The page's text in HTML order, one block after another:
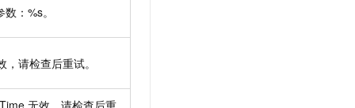
：%s。
，请检查后重试。